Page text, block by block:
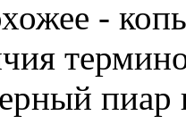
-
пиар